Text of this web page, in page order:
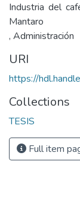
Industria del
Mantaro
, Administración
URI
https://
Collections
TESIS
Full item